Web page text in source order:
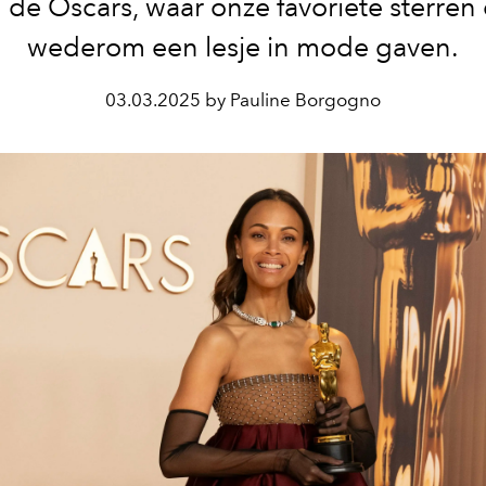
de Oscars, waar onze favoriete sterren
wederom een lesje in mode gaven.
03.03.2025 by Pauline Borgogno